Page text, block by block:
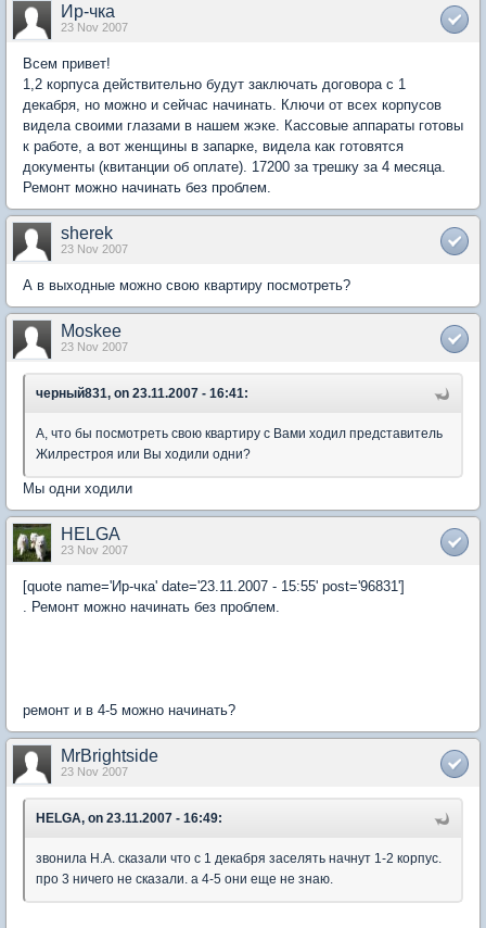
Ир-чка
23 Nov 2007
Всем привет!
1,2 корпуса действительно будут заключать договора с 1
декабря, но можно и сейчас начинать. Ключи от всех корпусов
видела своими глазами в нашем жэке. Кассовые аппараты готовы
к работе, а вот женщины в запарке, видела как готовятся
документы (квитанции об оплате). 17200 за трешку за 4 месяца.
Ремонт можно начинать без проблем.
sherek
23 Nov 2007
А в выходные можно свою квартиру посмотреть?
Moskee
23 Nov 2007
черный831, on 23.11.2007 - 16:41:
А, что бы посмотреть свою квартиру с Вами ходил представитель
Жилрестроя или Вы ходили одни?
Мы одни ходили
HELGA
23 Nov 2007
[quote name='Ир-чка' date='23.11.2007 - 15:55' post='96831']
. Ремонт можно начинать без проблем.
ремонт и в 4-5 можно начинать?
MrBrightside
23 Nov 2007
HELGA, on 23.11.2007 - 16:49:
звонила Н.А. сказали что с 1 декабря заселять начнут 1-2 корпус.
про 3 ничего не сказали. а 4-5 они еще не знаю.